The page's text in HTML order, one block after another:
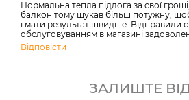
Нормальна тепла підлога за свої
балкон тому шукав більш потужну,
і мати результат швидше. Відправили
обслуговуванням в магазині
Відповісти
ЗАЛИШТЕ